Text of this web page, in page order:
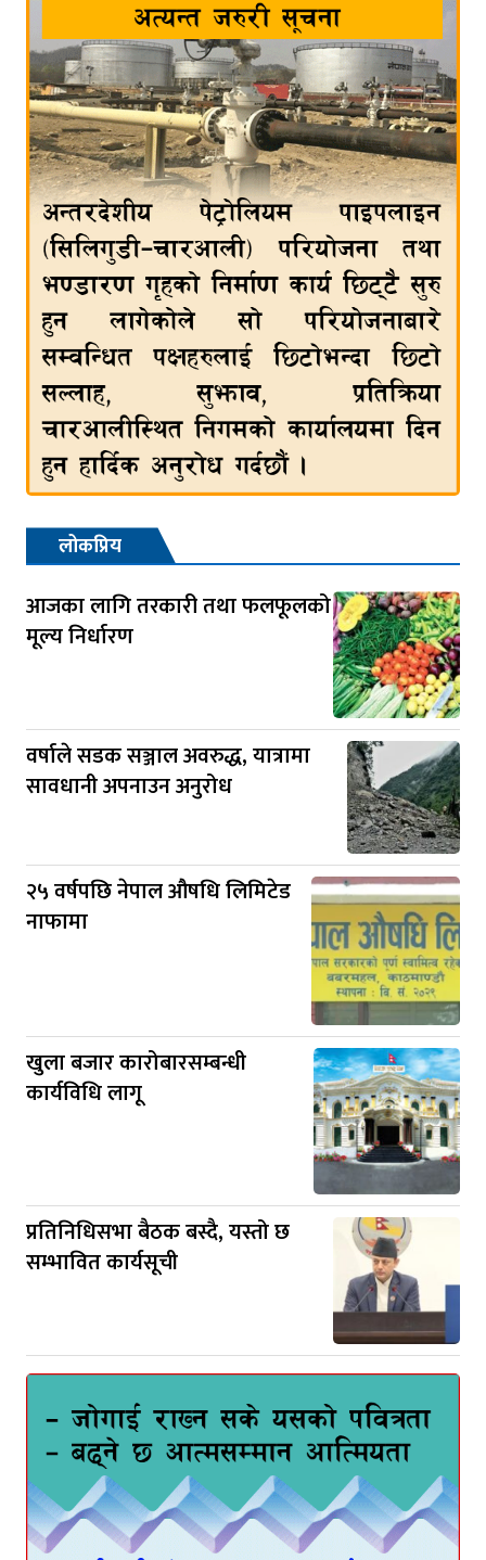
लोकप्रिय
आजका लागि तरकारी तथा फलफूलको
मूल्य निर्धारण
वर्षाले सडक सञ्जाल अवरुद्ध, यात्रामा
सावधानी अपनाउन अनुरोध
२५ वर्षपछि नेपाल औषधि लिमिटेड
नाफामा
खुला बजार कारोबारसम्बन्धी
कार्यविधि लागू
प्रतिनिधिसभा बैठक बस्दै, यस्तो छ
सम्भावित कार्यसूची